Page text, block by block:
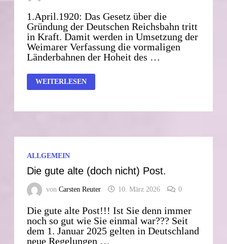
1.April.1920: Das Gesetz über die
Gründung der Deutschen Reichsbahn tritt
in Kraft. Damit werden in Umsetzung der
Weimarer Verfassung die vormaligen
Länderbahnen der Hoheit des …
DER
DEUTSCHE
WEITERLESEN
ALLGEMEIN
Die gute alte (doch nicht) Post.
vonCarsten Reuter 10. März 2026 0
Die gute alte Post!!! Ist Sie denn immer
noch so gut wie Sie einmal war??? Seit
dem 1. Januar 2025 gelten in Deutschland
neue Regelungen …